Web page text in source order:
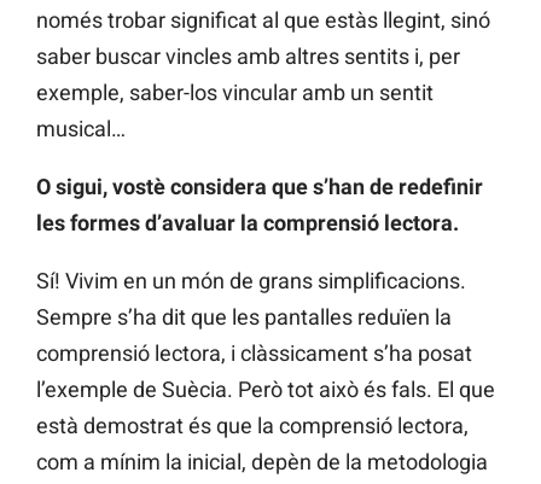
només trobar significat al que estàs llegint, sinó
saber buscar vincles amb altres sentits i, per
exemple, saber-los vincular amb un sentit
musical…
O sigui, vostè considera que s’han de redefinir
les formes d’avaluar la comprensió lectora.
Sí! Vivim en un món de grans simplificacions.
Sempre s’ha dit que les pantalles reduïen la
comprensió lectora, i clàssicament s’ha posat
l’exemple de Suècia. Però tot això és fals. El que
està demostrat és que la comprensió lectora,
com a mínim la inicial, depèn de la metodologia